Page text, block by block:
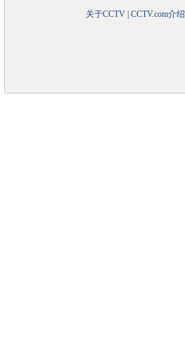
关于CCTV CCTV.com介绍